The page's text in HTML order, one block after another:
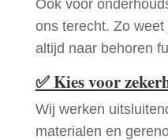
Ook voor
ons terecht. Zo
altijd naar behoren
✅Kies voor
Wij werken
materialen en